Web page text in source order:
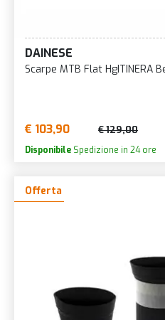
DAINESE
Scarpe MTB Flat HgITINERA
€ 103,90 € 129,00
Disponibile Spedizione in 24 ore
Offerta